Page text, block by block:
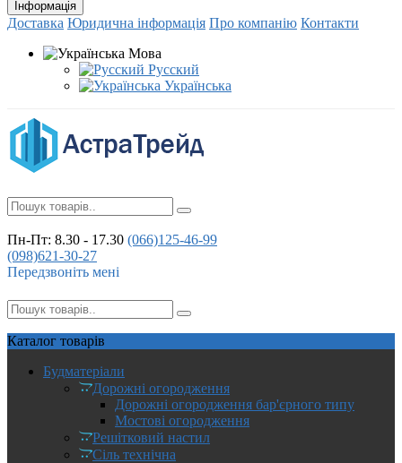
Інформація
Доставка Юридична інформація Про компанію Контакти
Мова
Русский
Українська
Пн-Пт: 8.30 - 17.30 (066)125-46-99
(098)621-30-27
Передзвоніть мені
Каталог товарів
Будматеріали
Дорожні огородження
Дорожні огородження бар'єрного типу
Мостові огородження
Решітковий настил
Сіль технічна